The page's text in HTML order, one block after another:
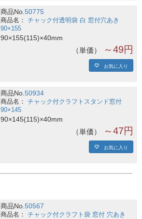
商品No.50775
チャック付透明袋 白 窓付穴あき
90×155
90×155(115)×40mm
単価 ～49円
お気に入り
商品No.50934
チャック付クラフトスタンド窓付
90×145
90×145(115)×40mm
単価 ～47円
お気に入り
商品No.50567
チャック付クラフト袋 窓付 穴あき